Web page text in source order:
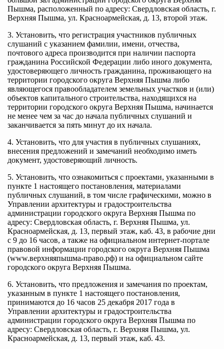
Пышма, расположенный по адресу: Свердловская область, г.
Верхняя Пышма, ул. Красноармейская, д. 13, второй этаж.
3. Установить, что регистрация участников публичных
слушаний с указанием фамилии, имени, отчества,
почтового адреса производится при наличии паспорта
гражданина Российской Федерации либо иного документа,
удостоверяющего личность гражданина, проживающего на
территории городского округа Верхняя Пышма либо
являющегося правообладателем земельных участков и (или)
объектов капитального строительства, находящихся на
территории городского округа Верхняя Пышма, начинается
не менее чем за час до начала публичных слушаний и
заканчивается за пять минут до их начала.
4. Установить, что для участия в публичных слушаниях,
внесения предложений и замечаний необходимо иметь
документ, удостоверяющий личность.
5. Установить, что ознакомиться с проектами, указанными в
пункте 1 настоящего постановления, материалами
публичных слушаний, в том числе графическими, можно в
Управлении архитектуры и градостроительства
администрации городского округа Верхняя Пышма по
адресу: Свердловская область, г. Верхняя Пышма, ул.
Красноармейская, д. 13, первый этаж, каб. 43, в рабочие дни
с 9 до 16 часов, а также на официальном интернет-портале
правовой информации городского округа Верхняя Пышма
(www.верхняяпышма-право.рф) и на официальном сайте
городского округа Верхняя Пышма.
6. Установить, что предложения и замечания по проектам,
указанным в пункте 1 настоящего постановления,
принимаются до 16 часов 25 декабря 2017 года в
Управлении архитектуры и градостроительства
администрации городского округа Верхняя Пышма по
адресу: Свердловская область, г. Верхняя Пышма, ул.
Красноармейская, д. 13, первый этаж, каб. 43.